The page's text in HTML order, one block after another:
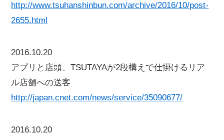
http://www.tsuhanshinbun.com/archive/2016/10/post-
2655.html
2016.10.20
アプリと店頭、TSUTAYAが2段構えで仕掛けるリア
ル店舗への送客
http://japan.cnet.com/news/service/35090677/
2016.10.20